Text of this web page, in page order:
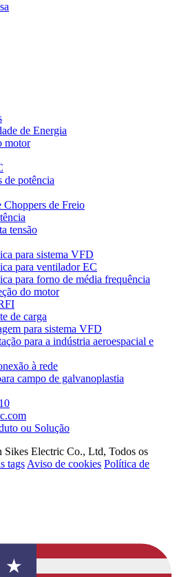
de Energia
motor
de potência
Choppers de Freio
tensão
para sistema VFD
para ventilador EC
para forno de média frequência
do motor
de carga
para sistema VFD
para a indústria aeroespacial e
à rede
campo de galvanoplastia
ou Solução
Electric Co., Ltd, Todos os
tags Aviso de cookies Política de